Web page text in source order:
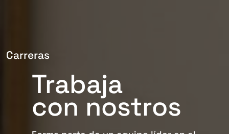
Carreras
Trabaja
con nostros